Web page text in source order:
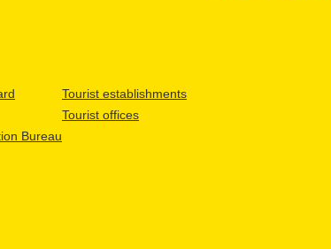
Bureau
Tourist establishments
Tourist offices